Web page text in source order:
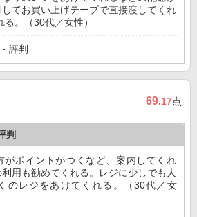
てお買い上げテープで直接渡してくれ
。（30代／女性）
評判
69.17点
判
がポイントがつくなど、案内してくれ
用も勧めてくれる。レジに少しでも人
のレジをあけてくれる。（30代／女